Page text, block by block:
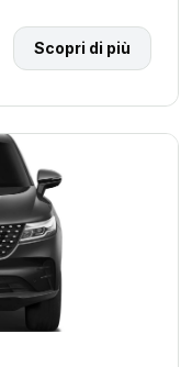
Scopri di più